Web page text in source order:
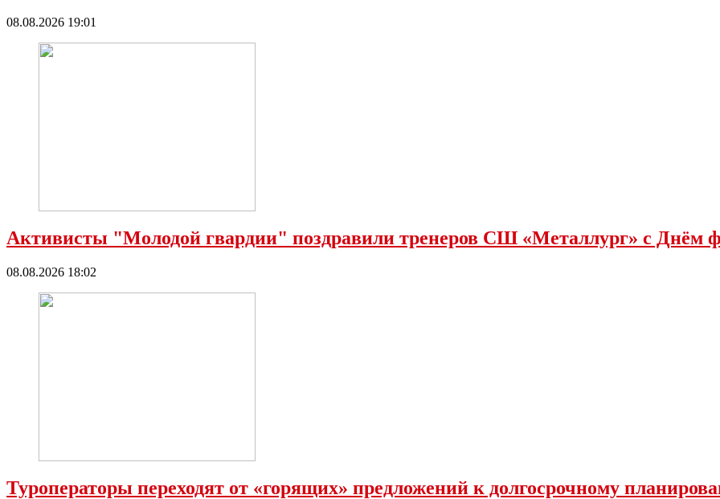
08.08.2026 19:01
Активисты "Молодой гвардии" поздравили тренеров СШ «Металлург» с Днëм
08.08.2026 18:02
Туроператоры переходят от «горящих» предложений к долгосрочному